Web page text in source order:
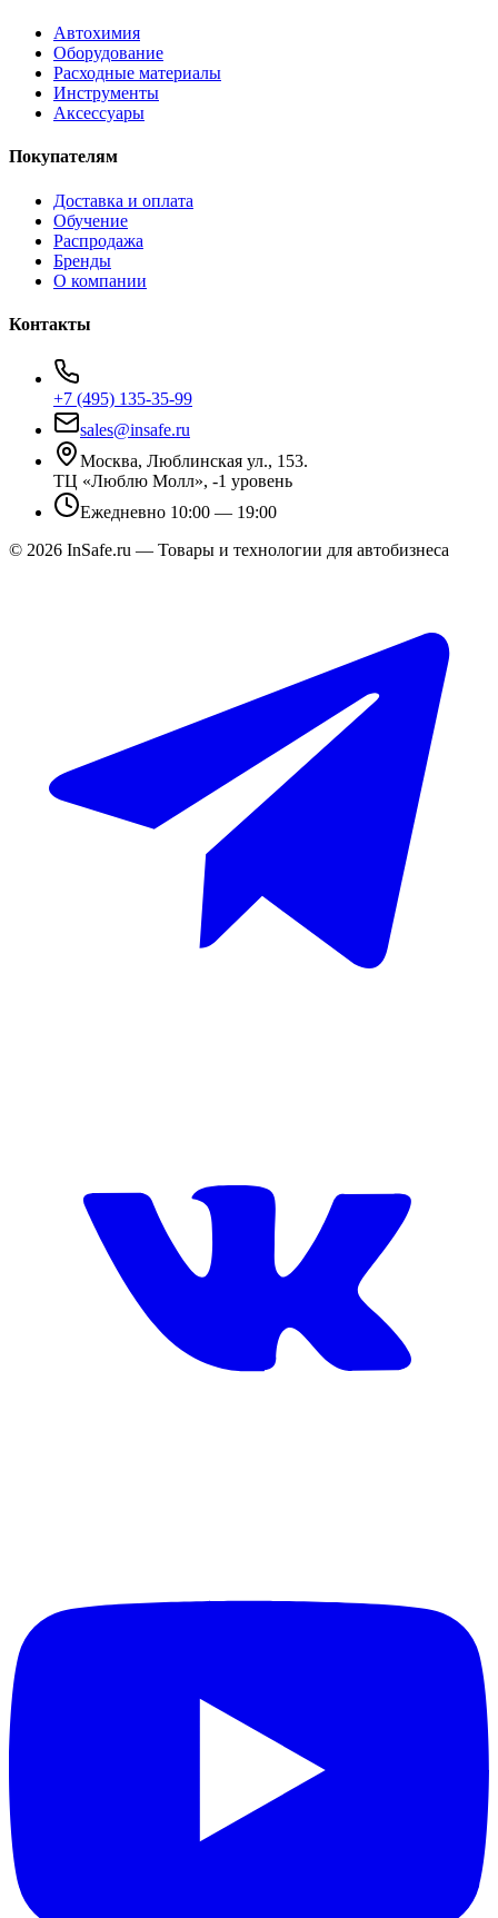
Автохимия
Оборудование
Расходные материалы
Инструменты
Аксессуары
Покупателям
Доставка и оплата
Обучение
Распродажа
Бренды
О компании
Контакты
+7 (495) 135-35-99
sales@insafe.ru
Москва, Люблинская ул., 153.
ТЦ «Люблю Молл», -1 уровень
Ежедневно 10:00 — 19:00
© 2026 InSafe.ru — Товары и технологии для автобизнеса